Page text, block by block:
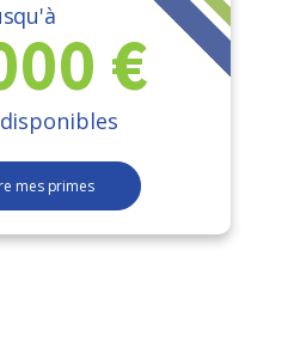
€
mes primes